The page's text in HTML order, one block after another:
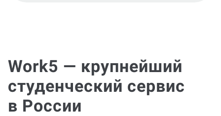
Work5 — крупнейший
студенческий сервис
в России